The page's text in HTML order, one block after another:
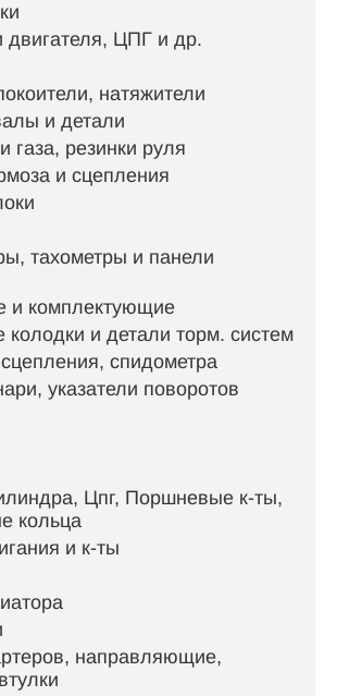
двигателя, ЦПГ и др.
натяжители
и детали
газа, резинки руля
и сцепления
тахометры и панели
и комплектующие
колодки и детали торм. систем
спидометра
указатели поворотов
Цпг, Поршневые к-ты,
кольца
и к-ты
направляющие,